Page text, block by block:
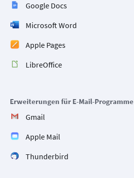
Google Docs
Microsoft Word
Apple Pages
LibreOffice
Erweiterungen für E-Mail-Programme
Gmail
Apple Mail
Thunderbird